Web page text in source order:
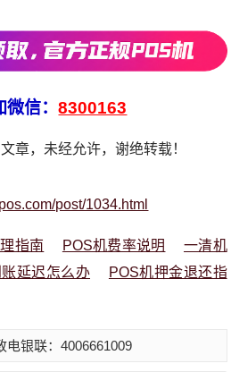
微信：8300163
章，未经允许，谢绝转载！
post/1034.html
指南 POS机费率说明
一清机
延迟怎么办
POS机押金退还指
电银联：4006661009